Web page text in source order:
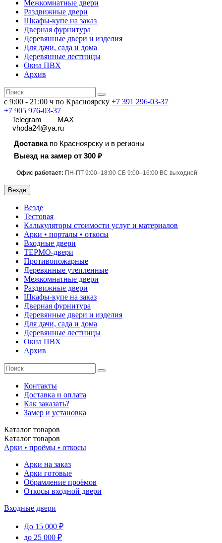
Межкомнатные двери
Раздвижные двери
Шкафы-купе на заказ
Дверная фурнитура
Деревянные двери и изделия
Для дачи, сада и дома
Деревянные лестницы
Окна ПВХ
Архив
с 9:00 - 21:00 ч по Красноярску +7 391 296-03-37
+7 905 976-03-37
Telegram
MAX
vhoda24@ya.ru
Доставкапо Красноярску и в регионы
Выезд на замер от 300 ₽
Офис работает: ПН-ПТ 9:00–18:00 СБ 9:00–16:00 ВС выходной
Везде
Везде
Тестовая
Калькуляторы стоимости услуг и материалов
Арки • порталы • откосы
Входные двери
ТЕРМО-двери
Противопожарные
Деревянные утепленные
Межкомнатные двери
Раздвижные двери
Шкафы-купе на заказ
Дверная фурнитура
Деревянные двери и изделия
Для дачи, сада и дома
Деревянные лестницы
Окна ПВХ
Архив
Контакты
Доставка и оплата
Как заказать?
Замер и установка
Каталог товаров
Каталог товаров
Арки • проёмы • откосы
Арки на заказ
Арки готовые
Обрамление проёмов
Откосы входной двери
Входные двери
До 15 000 ₽
до 25 000 ₽